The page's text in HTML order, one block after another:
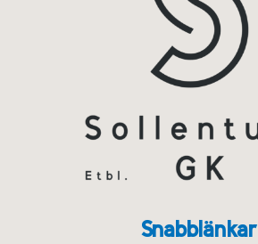
Snabblänkar